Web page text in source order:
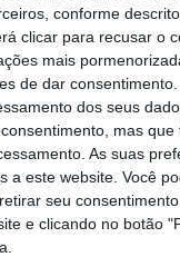
conforme
clicar para recusar o
mais
de dar consentimento.
dos seus
mas
As suas
a este website. Você
seu
e clicando no botão
provenientes de
ação de
recolher lixo
ação humana.
ação é meramente